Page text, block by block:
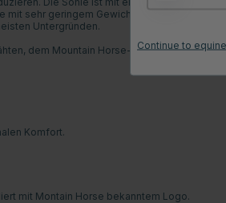
sehr geringem Gewicht aufgebaut. Dazu
Untergründen.
dem Mountain Horse-Logo auf den
Komfort.
mit Montain Horse bekanntem Logo.
Continue to